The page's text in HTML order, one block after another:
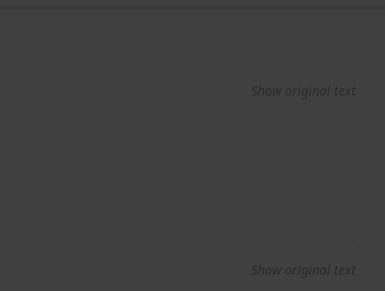
Show original text
Show original text